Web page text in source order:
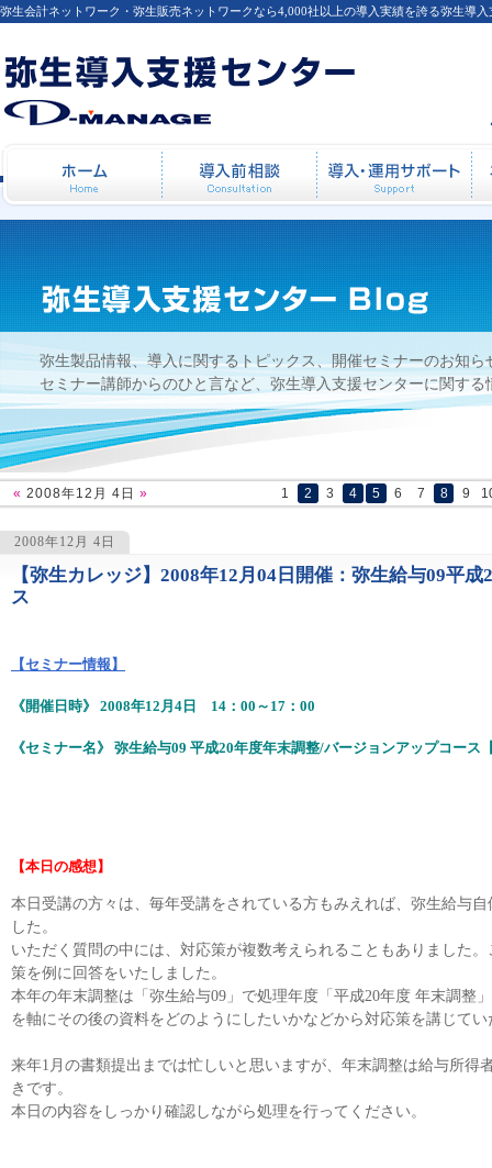
2008年12月 4日
弥生会計ネットワーク・弥生販売ネットワークなら4,000社以上の導入実績を誇る弥生導
弥生製品情報、導入に関するトピックス、開催セミナーのお知ら
セミナー講師からのひと言など、弥生導入支援センターに関す
«2008年12月 4日 » 1 2 3 4 5 6 7 8 9
2008年12月 4日
【弥生カレッジ】2008年12月04日開催：弥生給与09平
ス
【セミナー情報】
《開催日時》 2008年12月4日 14：00～17：00
《セミナー名》 弥生給与09 平成20年度年末調整/バージョンアップコース
【本日の感想】
本日受講の方々は、毎年受講をされている方もみえれば、弥生給与
した。
いただく質問の中には、対応策が複数考えられることもありました
策を例に回答をいたしました。
本年の年末調整は「弥生給与09」で処理年度「平成20年度 年末調整
を軸にその後の資料をどのようにしたいかなどから対応策を講じて
来年1月の書類提出までは忙しいと思いますが、年末調整は給与所得
きです。
本日の内容をしっかり確認しながら処理を行ってください。
ホーム 導入前相談 導